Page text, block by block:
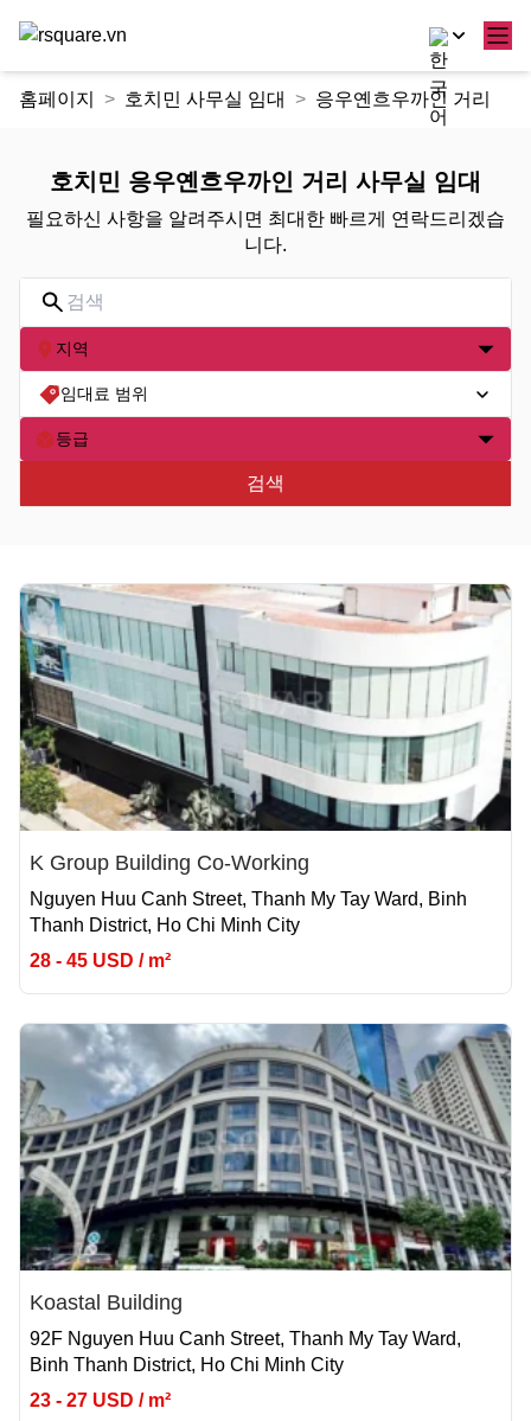
홈페이지 호치민 사무실 임대 응우옌흐우까인 거리
호치민 응우옌흐우까인 거리 사무실 임대
필요하신 사항을 알려주시면 최대한 빠르게 연락드리겠습
니다.
지역
임대료 범위
등급
검색
K Group Building Co-Working
Nguyen Huu Canh Street, Thanh My Tay Ward, Binh
Thanh District, Ho Chi Minh City
28 - 45 USD / m²
Koastal Building
92F Nguyen Huu Canh Street, Thanh My Tay Ward,
Binh Thanh District, Ho Chi Minh City
23 - 27 USD / m²